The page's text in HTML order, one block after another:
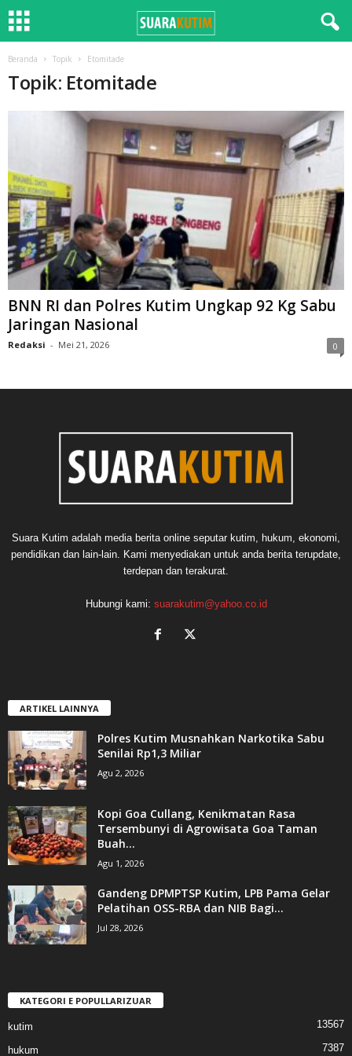
Beranda Topik Etomitade
Topik: Etomitade
BNN RI dan Polres Kutim Ungkap 92 Kg Sabu
Jaringan Nasional
Redaksi - Mei 21, 2026 0
Suara Kutim adalah media berita online seputar kutim, hukum, ekonomi,
pendidikan dan lain-lain. Kami menyediakan untuk anda berita terupdate,
terdepan dan terakurat.
Hubungi kami: suarakutim@yahoo.co.id
ARTIKEL LAINNYA
Polres Kutim Musnahkan Narkotika Sabu
Senilai Rp1,3 Miliar
Agu 2, 2026
Kopi Goa Cullang, Kenikmatan Rasa
Tersembunyi di Agrowisata Goa Taman
Buah...
Agu 1, 2026
Gandeng DPMPTSP Kutim, LPB Pama Gelar
Pelatihan OSS-RBA dan NIB Bagi...
Jul 28, 2026
KATEGORI E POPULLARIZUAR
kutim 13567
hukum 7387